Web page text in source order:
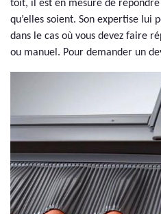
toit, il est en mesure de
qu’elles soient. Son expertise lui
dans le cas où vous devez faire
ou manuel. Pour demander un